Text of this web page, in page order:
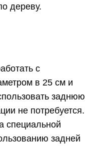
дереву.
с
в 25 см и
заднюю
не потребуется.
специальной
задней